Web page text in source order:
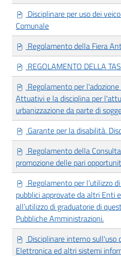
Disciplinare per uso dei
Comunale
Regolamento della Fiera
REGOLAMENTO DELLA
Regolamento per
Attuativi e la disciplina per
urbanizzazione da parte di
Garante per la disabilità.
Regolamento della
promozione delle pari
Regolamento per l’utilizzo
pubblici approvate da altri Enti
all’utilizzo di graduatorie di
Pubbliche Amministrazioni.
Disciplinare interno sull'uso
Elettronica ed altri sistemi